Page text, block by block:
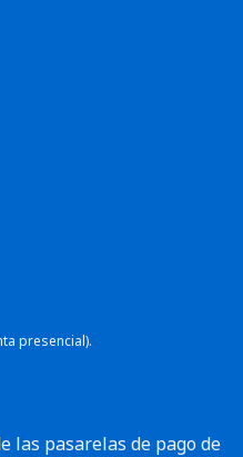
presencial).
las pasarelas de pago de